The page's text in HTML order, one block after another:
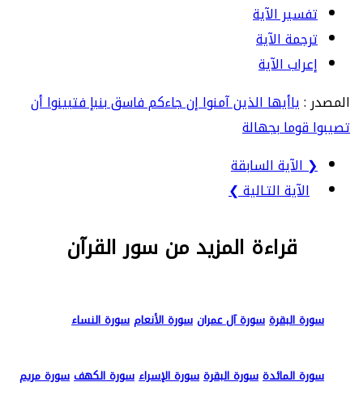
تفسير الآية
ترجمة الآية
إعراب الآية
المصدر :ياأيها الذين آمنوا إن جاءكم فاسق بنبإ فتبينوا أن
تصيبوا قوما بجهالة
❮ الآية السابقة
الآية التـالية ❯
قراءة المزيد من سور القرآن
سورة البقرة سورة آل عمران سورة الأنعام سورة النساء
سورة المائدة سورة البقرة سورة الإسراء سورة الكهف سورة مريم